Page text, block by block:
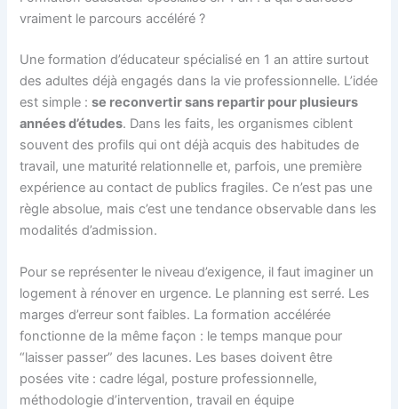
vraiment le parcours accéléré ?
Une formation d’éducateur spécialisé en 1 an attire surtout
des adultes déjà engagés dans la vie professionnelle. L’idée
est simple :se reconvertir sans repartir pour plusieurs
années d’études. Dans les faits, les organismes ciblent
souvent des profils qui ont déjà acquis des habitudes de
travail, une maturité relationnelle et, parfois, une première
expérience au contact de publics fragiles. Ce n’est pas une
règle absolue, mais c’est une tendance observable dans les
modalités d’admission.
Pour se représenter le niveau d’exigence, il faut imaginer un
logement à rénover en urgence. Le planning est serré. Les
marges d’erreur sont faibles. La formation accélérée
fonctionne de la même façon : le temps manque pour
“laisser passer” des lacunes. Les bases doivent être
posées vite : cadre légal, posture professionnelle,
méthodologie d’intervention, travail en équipe